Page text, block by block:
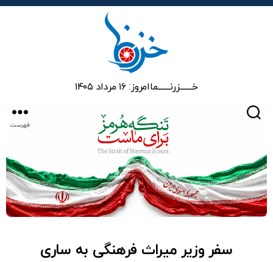
خـــــــزرنـــــــماامروز: ۱۶ مرداد ۱۴۰۵
فهرست
سفر وزیر میراث فرهنگی به ساری